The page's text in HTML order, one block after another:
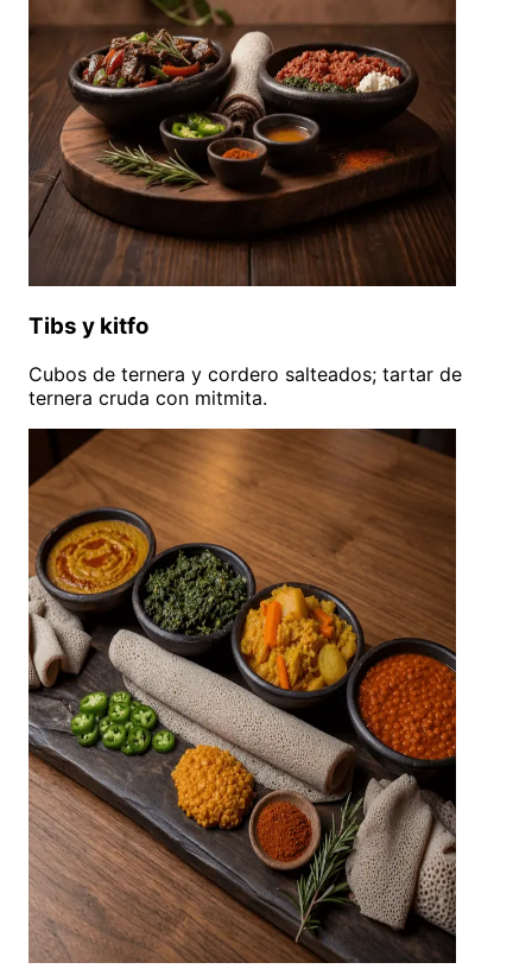
Tibs y kitfo
Cubos de ternera y cordero salteados; tartar de
ternera cruda con mitmita.